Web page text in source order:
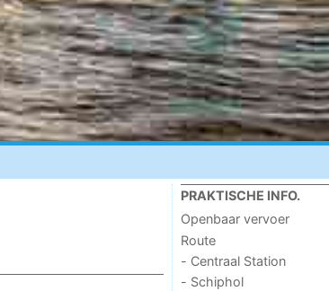
PRAKTISCHE INFO.
Openbaar vervoer
Route
- Centraal Station
- Schiphol